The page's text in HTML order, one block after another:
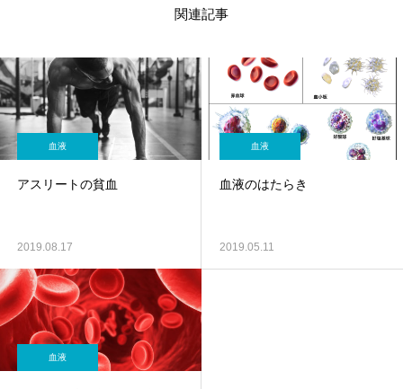
関連記事
血液
アスリートの貧血
2019.08.17
血液
血液のはたらき
2019.05.11
血液